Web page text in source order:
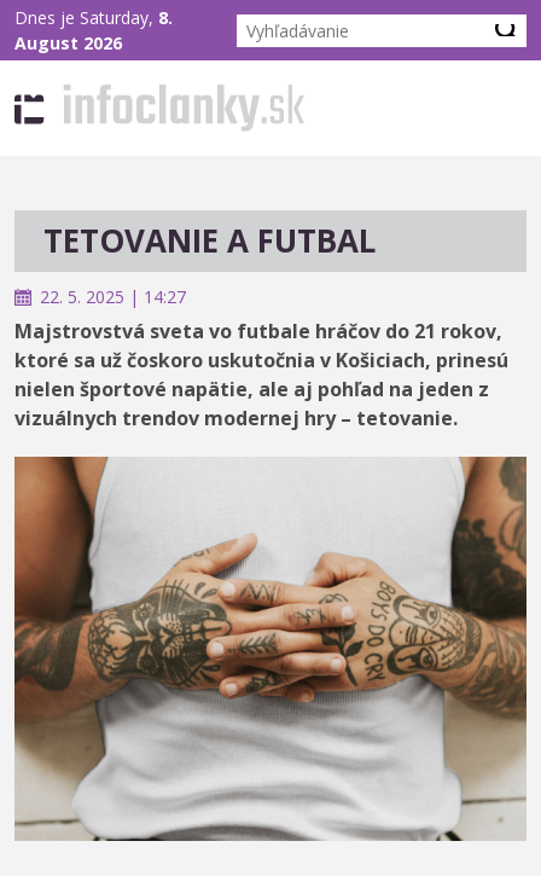
Dnes je Saturday, 8.
August 2026
TETOVANIE A FUTBAL
22. 5. 2025 | 14:27
Majstrovstvá sveta vo futbale hráčov do 21 rokov,
ktoré sa už čoskoro uskutočnia v Košiciach, prinesú
nielen športové napätie, ale aj pohľad na jeden z
vizuálnych trendov modernej hry – tetovanie.